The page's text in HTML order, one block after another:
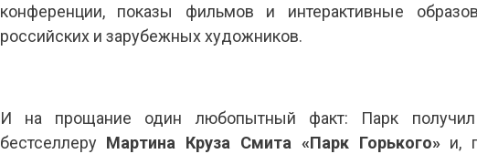
конференции, показы фильмов и интерактивные
российских и зарубежных художников.
И на прощание один любопытный факт: Парк получил
бестселлеру Мартина Круза Смита «Парк Горького»и,